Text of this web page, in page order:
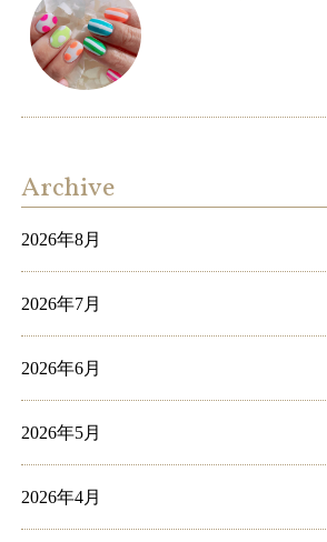
Archive
2026年8月
2026年7月
2026年6月
2026年5月
2026年4月